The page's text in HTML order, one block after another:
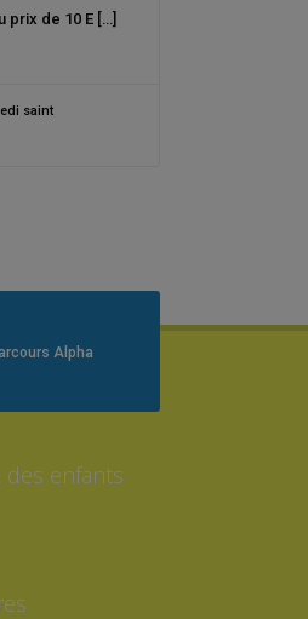
de 10 E […]
saint
Alpha
des enfants